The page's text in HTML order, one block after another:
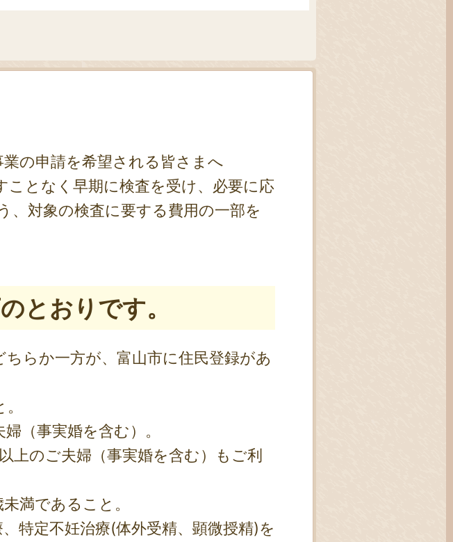
の申請を希望される皆さまへ
となく早期に検査を受け、必要に応
、対象の検査に要する費用の一部を
とおりです。
らか一方が、富山市に住民登録があ
（事実婚を含む）。
上のご夫婦（事実婚を含む）もご利
満であること。
特定不妊治療(体外受精、顕微授精)を